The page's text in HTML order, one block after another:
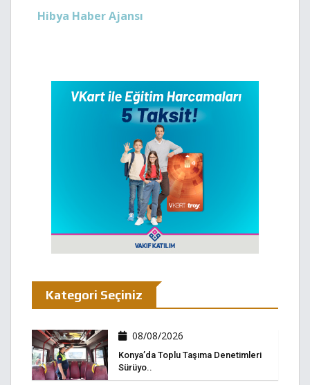
Hibya Haber Ajansı
Kategori Seçiniz
08/08/2026
Konya’da Toplu Taşıma Denetimleri
Sürüyo..